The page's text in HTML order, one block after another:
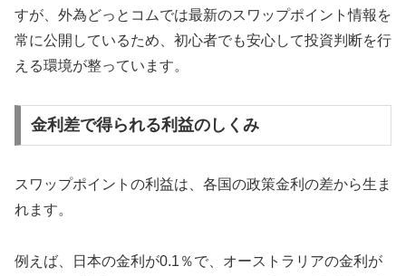
すが、外為どっとコムでは最新のスワップポイント情報を
常に公開しているため、初心者でも安心して投資判断を行
える環境が整っています。
金利差で得られる利益のしくみ
スワップポイントの利益は、各国の政策金利の差から生ま
れます。
例えば、日本の金利が0.1％で、オーストラリアの金利が